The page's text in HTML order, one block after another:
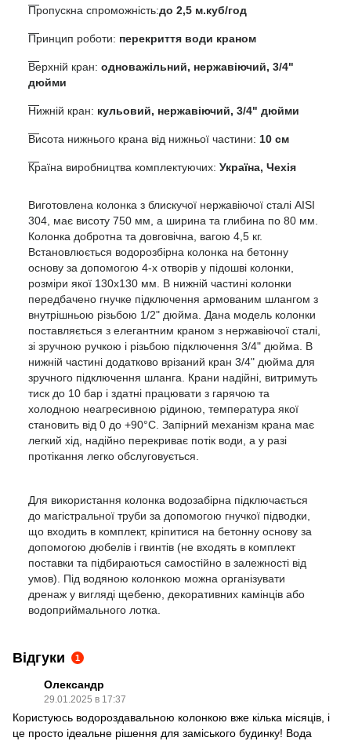
Пропускна спроможність:до 2,5 м.куб/год
Принцип роботи: перекриття води краном
Верхній кран: одноважільний, нержавіючий, 3/4"
дюйми
Нижній кран: кульовий, нержавіючий, 3/4" дюйми
Висота нижнього крана від нижньої частини: 10 см
Країна виробництва комплектуючих: Україна, Чехія
Виготовлена колонка з блискучої нержавіючої сталі AISI
304, має висоту 750 мм, а ширина та глибина по 80 мм.
Колонка добротна та довговічна, вагою 4,5 кг.
Встановлюється водорозбірна колонка на бетонну
основу за допомогою 4-х отворів у підошві колонки,
розміри якої 130х130 мм. В нижній частині колонки
передбачено гнучке підключення армованим шлангом з
внутрішньою різьбою 1/2" дюйма. Дана модель колонки
поставляється з елегантним краном з нержавіючої сталі,
зі зручною ручкою і різьбою підключення 3/4" дюйма. В
нижній частині додатково врізаний кран 3/4" дюйма для
зручного підключення шланга. Крани надійні, витримуть
тиск до 10 бар і здатні працювати з гарячою та
холодною неагресивною рідиною, температура якої
становить від 0 до +90°C. Запірний механізм крана має
легкий хід, надійно перекриває потік води, а у разі
протікання легко обслуговується.
Для використання колонка водозабірна підключається
до магістральної труби за допомогою гнучкої підводки,
що входить в комплект, кріпитися на бетонну основу за
допомогою дюбелів і гвинтів (не входять в комплект
поставки та підбираються самостійно в залежності від
умов). Під водяною колонкою можна організувати
дренаж у вигляді щебеню, декоративних камінців або
водоприймального лотка.
Відгуки 1
Олександр
29.01.2025 в 17:37
Користуюсь водороздавальною колонкою вже кілька місяців, і
це просто ідеальне рішення для заміського будинку! Вода